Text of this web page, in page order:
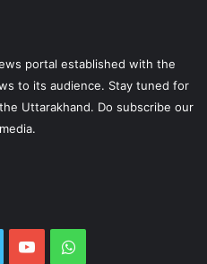
portal established with the
to its audience. Stay tuned for
Uttarakhand. Do subscribe our
Twitter YouTubeWhatsApp